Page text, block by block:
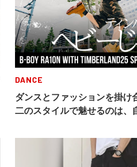
DANCE
ダンスとファッションを掛け
二のスタイルで魅せるのは、